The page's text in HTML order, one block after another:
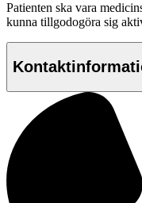
Patienten ska vara
kunna tillgodogöra sig